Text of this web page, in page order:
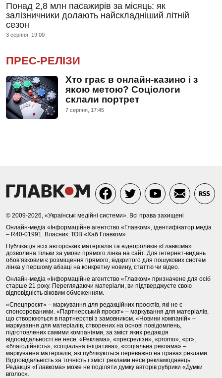
Понад 2,8 млн пасажирів за місяць: як
залізничники долають найскладніший літній
сезон
3 серпня, 19:00
ПРЕС-РЕЛІЗИ
Хто грає в онлайн-казино і з
якою метою? Соціологи
склали портрет
7 серпня, 17:45
© 2009-2026, «Українські медійні системи». Всі права захищені
Онлайн-медіа «Інформаційне агентство «Главком», ідентифікатор медіа
– R40-01991. Власник: ТОВ «Хаб Главком»
Публікація всіх авторських матеріалів та відеороликів «Главкома»
дозволена тільки за умови прямого лінка на сайт. Для інтернет-видань
обов’язковим є розміщення прямого, відкритого для пошукових систем
лінка у першому абзаці на конкретну новину, статтю чи відео.
Онлайн-медіа «Інформаційне агентство «Главком» призначене для осіб
старше 21 року. Переглядаючи матеріали, ви підтверджуєте свою
відповідність віковим обмеженням.
«Спецпроєкт» – маркування для редакційних проєктів, які не є
спонсорованими. «Партнерський проєкт» – маркування для матеріалів,
що створюються в партнерстві з замовником. «Новини компаній» –
маркування для матеріалів, створених на основі повідомлень,
підготовлених самими компаніями, за зміст яких редакція
відповідальності не несе. «Реклама», «пресрелізи», «promo», «pr»,
«благодійність», «соціальна ініціатива», «соціальна реклама» –
маркування матеріалів, які публікуються переважно на правах реклами.
Відповідальність за точність і зміст реклами несе рекламодавець.
Редакція «Главкома» може не поділяти думку авторів рубрики «Думки
вголос».